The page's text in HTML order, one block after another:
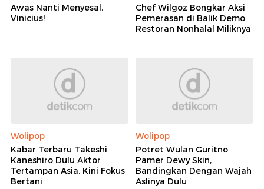
Awas Nanti Menyesal,
Vinicius!
Chef Wilgoz Bongkar Aksi
Pemerasan di Balik Demo
Restoran Nonhalal Miliknya
Wolipop
Kabar Terbaru Takeshi
Kaneshiro Dulu Aktor
Tertampan Asia, Kini Fokus
Bertani
Wolipop
Potret Wulan Guritno
Pamer Dewy Skin,
Bandingkan Dengan Wajah
Aslinya Dulu